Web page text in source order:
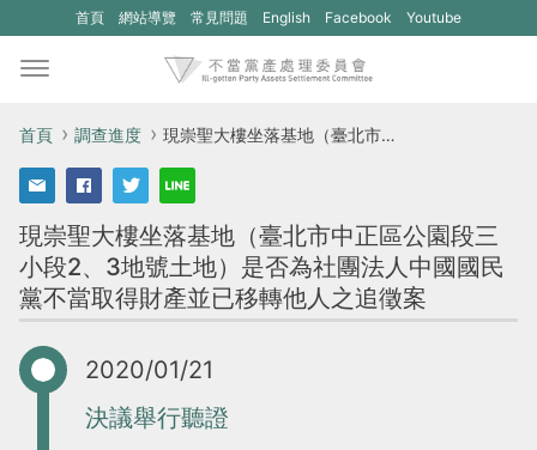
首頁 網站導覽 常見問題 English
(另
視
開
啟
一
Facebook
(另
開
啟
一
Youtube
首頁 調查進度 現崇聖大樓坐落基地（臺北市中正區公園段三小段2、3地號土地）是否為社團法人中國國民黨不當取得財產並已移轉他人之追徵案
現崇聖大樓坐落基地（臺北市中正區公園段三
小段2、3地號土地）是否為社團法人中國國民
黨不當取得財產並已移轉他人之追徵案
2020/01/21
決議舉行聽證